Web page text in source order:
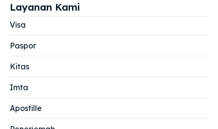
Layanan Kami
Visa
Paspor
Kitas
Imta
Apostille